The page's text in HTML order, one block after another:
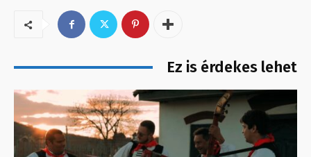
Ez is érdekes lehet